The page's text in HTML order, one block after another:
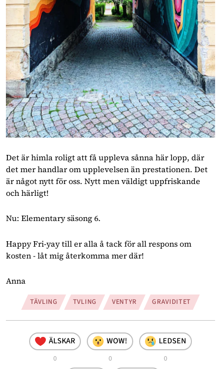
Det är himla roligt att få uppleva sånna här lopp, där
det mer handlar om upplevelsen än prestationen. Det
är något nytt för oss. Nytt men väldigt uppfriskande
och härligt!
Nu: Elementary säsong 6.
Happy Fri-yay till er alla å tack för all respons om
kosten - låt mig återkomma mer där!
Anna
TÄVLING TVLING VENTYR GRAVIDITET
ÄLSKAR
0
WOW!
0
LEDSEN
0